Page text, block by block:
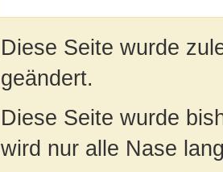
Diese Seite wurde
geändert.
Diese Seite wurde
wird nur alle Nase